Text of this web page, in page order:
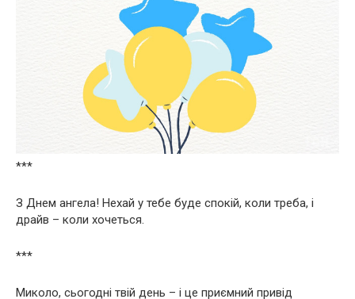
***
З Днем ангела! Нехай у тебе буде спокій, коли треба, і
драйв – коли хочеться.
***
Миколо, сьогодні твій день – і це приємний привід